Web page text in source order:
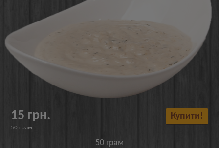
15 грн.
50 грам
Купити!
50 грам